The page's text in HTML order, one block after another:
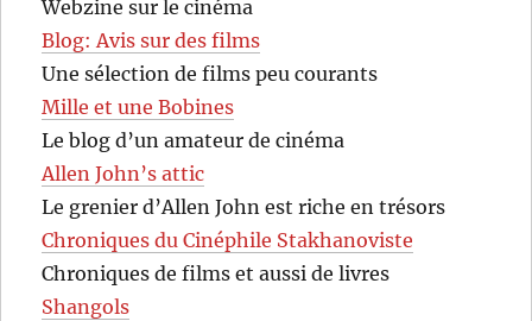
Webzine sur le cinéma
Blog: Avis sur des films
Une sélection de films peu courants
Mille et une Bobines
Le blog d’un amateur de cinéma
Allen John’s attic
Le grenier d’Allen John est riche en trésors
Chroniques du Cinéphile Stakhanoviste
Chroniques de films et aussi de livres
Shangols